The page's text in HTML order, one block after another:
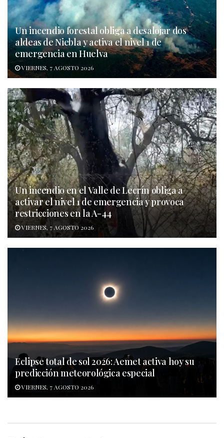
Un incendio forestal obliga a desalojar dos
aldeas de Niebla y activa el nivel 1 de
emergencia en Huelva
VIERNES, 7 AGOSTO 2026
Un incendio en el Valle de Lecrín obliga a
activar el nivel 1 de emergencia y provoca
restricciones en la A-44
VIERNES, 7 AGOSTO 2026
Eclipse total de sol 2026: Aemet activa hoy su
predicción meteorológica especial
VIERNES, 7 AGOSTO 2026